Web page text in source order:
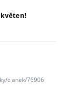
clanek/76906